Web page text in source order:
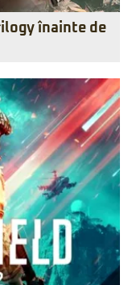
înainte de